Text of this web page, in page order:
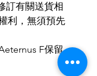
訂有關送貨相
利，無須預先
F保留